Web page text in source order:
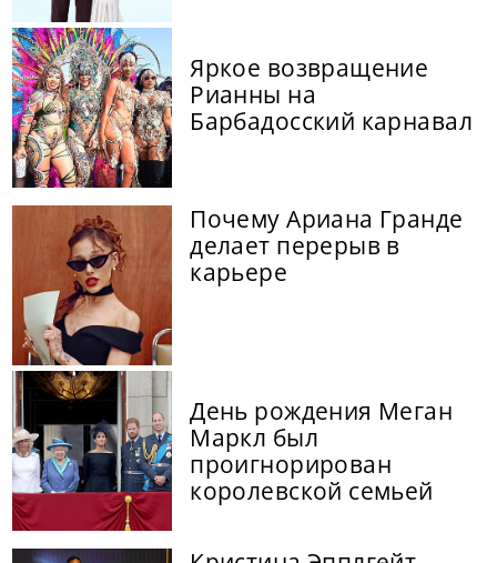
Яркое возвращение
Рианны на
Барбадосский карнавал
Почему Ариана Гранде
делает перерыв в
карьере
День рождения Меган
Маркл был
проигнорирован
королевской семьей